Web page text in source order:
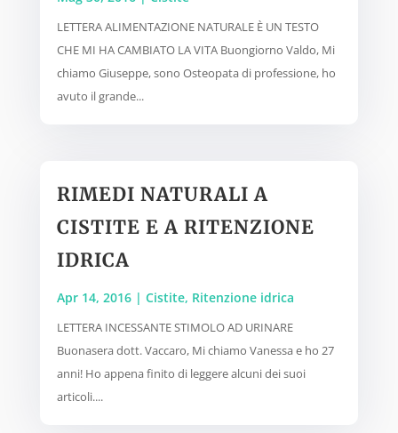
LETTERA ALIMENTAZIONE NATURALE È UN TESTO
CHE MI HA CAMBIATO LA VITA Buongiorno Valdo, Mi
chiamo Giuseppe, sono Osteopata di professione, ho
avuto il grande...
RIMEDI NATURALI A
CISTITE E A RITENZIONE
IDRICA
Apr 14, 2016| Cistite, Ritenzione idrica
LETTERA INCESSANTE STIMOLO AD URINARE
Buonasera dott. Vaccaro, Mi chiamo Vanessa e ho 27
anni! Ho appena finito di leggere alcuni dei suoi
articoli....